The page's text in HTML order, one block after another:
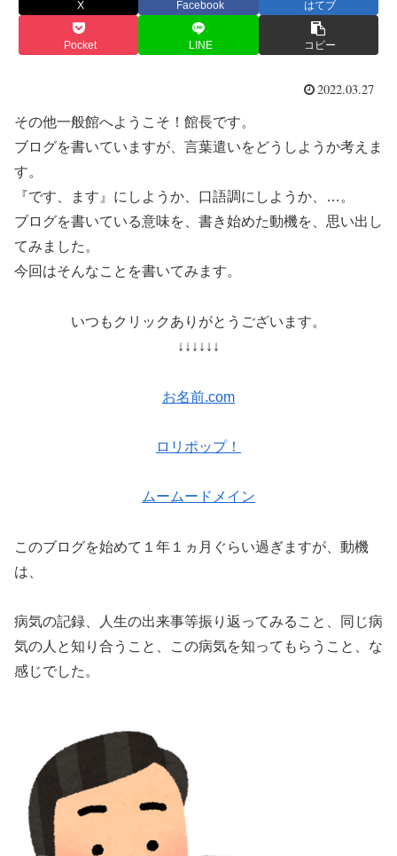
X Facebook はてブ
Pocket LINE コピー
2022.03.27
その他一般館へようこそ！館長です。
ブログを書いていますが、言葉遣いをどうしようか考えま
す。
『です、ます』にしようか、口語調にしようか、…。
ブログを書いている意味を、書き始めた動機を、思い出し
てみました。
今回はそんなことを書いてみます。
いつもクリックありがとうございます。
↓↓↓↓↓↓
お名前.com
ロリポップ！
ムームードメイン
このブログを始めて１年１ヵ月ぐらい過ぎますが、動機
は、
病気の記録、人生の出来事等振り返ってみること、同じ病
気の人と知り合うこと、この病気を知ってもらうこと、な
感じでした。